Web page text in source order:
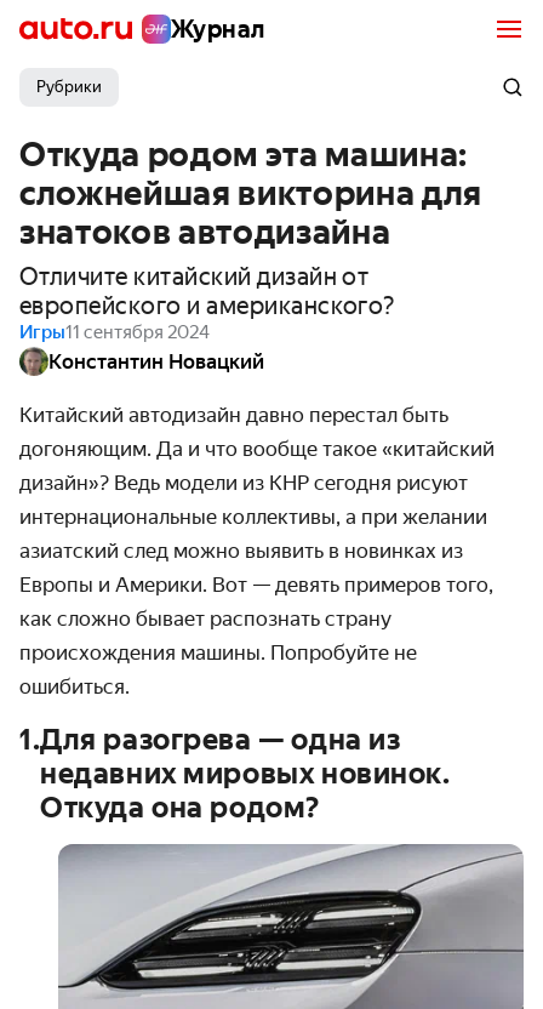
Журнал
Рубрики
Откуда родом эта машина:
сложнейшая викторина для
знатоков автодизайна
Отличите китайский дизайн от
европейского и американского?
Игры11 сентября 2024
Константин Новацкий
Китайский автодизайн давно перестал быть
догоняющим. Да и что вообще такое «китайский
дизайн»? Ведь модели из КНР сегодня рисуют
интернациональные коллективы, а при желании
азиатский след можно выявить в новинках из
Европы и Америки. Вот — девять примеров того,
как сложно бывает распознать страну
происхождения машины. Попробуйте не
ошибиться.
1.Для разогрева — одна из
недавних мировых новинок.
Откуда она родом?